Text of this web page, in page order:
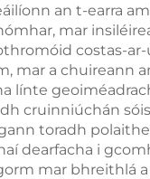
an t-earra
mar
costas-
mar a
línte
cruinniúchán
toradh
dearfacha i
mar bhreithlá